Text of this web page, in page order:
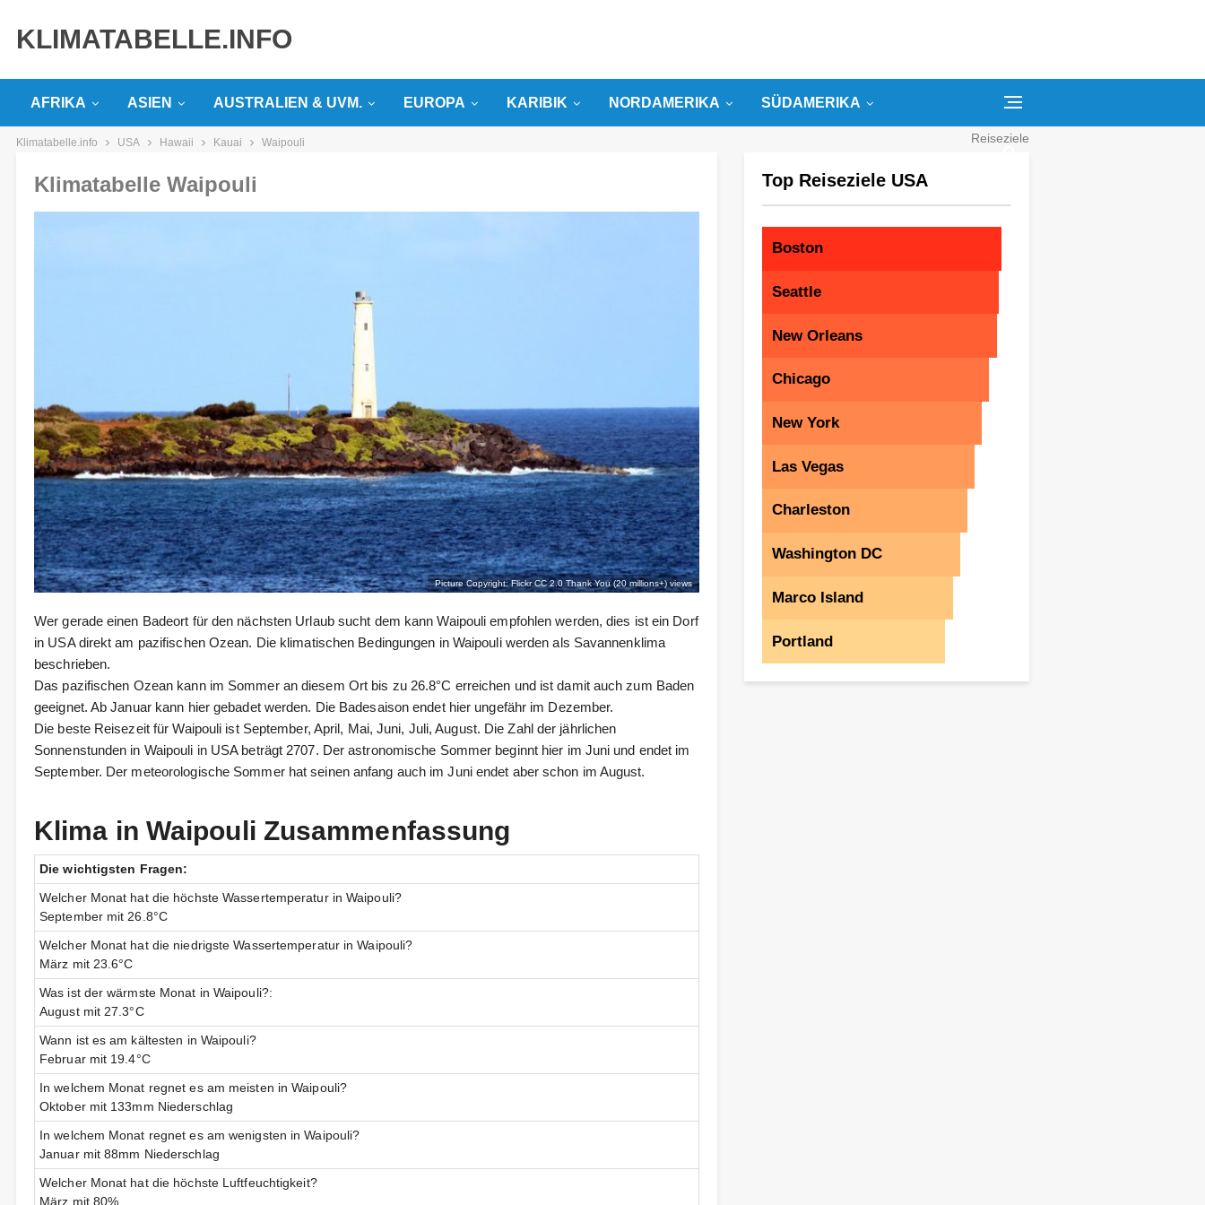
KLIMATABELLE.INFO
AFRIKA ASIEN AUSTRALIEN & UVM. EUROPA KARIBIK NORDAMERIKA SÜDAMERIKA
Reiseziele
Suchbegriffe
Klimatabelle.info USA Hawaii Kauai Waipouli
Klimatabelle Waipouli
Picture Copyright: Flickr CC 2.0Thank You (20 millions+) views
Wer gerade einen Badeort für den nächsten Urlaub sucht dem kann Waipouli empfohlen werden, dies ist ein Dorf
in USA direkt am pazifischen Ozean. Die klimatischen Bedingungen in Waipouli werden als Savannenklima
beschrieben.
Das pazifischen Ozean kann im Sommer an diesem Ort bis zu 26.8°C erreichen und ist damit auch zum Baden
geeignet. Ab Januar kann hier gebadet werden. Die Badesaison endet hier ungefähr im Dezember.
Die beste Reisezeit für Waipouli ist September, April, Mai, Juni, Juli, August. Die Zahl der jährlichen
Sonnenstunden in Waipouli in USA beträgt 2707. Der astronomische Sommer beginnt hier im Juni und endet im
September. Der meteorologische Sommer hat seinen anfang auch im Juni endet aber schon im August.
Klima in Waipouli Zusammenfassung
Die wichtigsten Fragen:
Welcher Monat hat die höchste Wassertemperatur in Waipouli?
September mit 26.8°C
Welcher Monat hat die niedrigste Wassertemperatur in Waipouli?
März mit 23.6°C
Was ist der wärmste Monat in Waipouli?:
August mit 27.3°C
Wann ist es am kältesten in Waipouli?
Februar mit 19.4°C
In welchem Monat regnet es am meisten in Waipouli?
Oktober mit 133mm Niederschlag
In welchem Monat regnet es am wenigsten in Waipouli?
Januar mit 88mm Niederschlag
Welcher Monat hat die höchste Luftfeuchtigkeit?
März mit 80%
Top Reiseziele USA
Boston
Seattle
New Orleans
Chicago
New York
Las Vegas
Charleston
Washington DC
Marco Island
Portland